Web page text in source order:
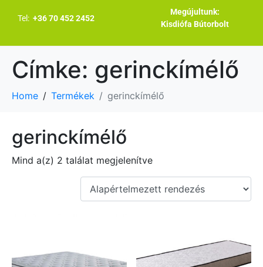
Tel: +36 70 452 2452
Megújultunk:
Kisdiófa Bútorbolt
Címke: gerinckímélő
Home Termékek gerinckímélő
gerinckímélő
Mind a(z) 2 találat megjelenítve